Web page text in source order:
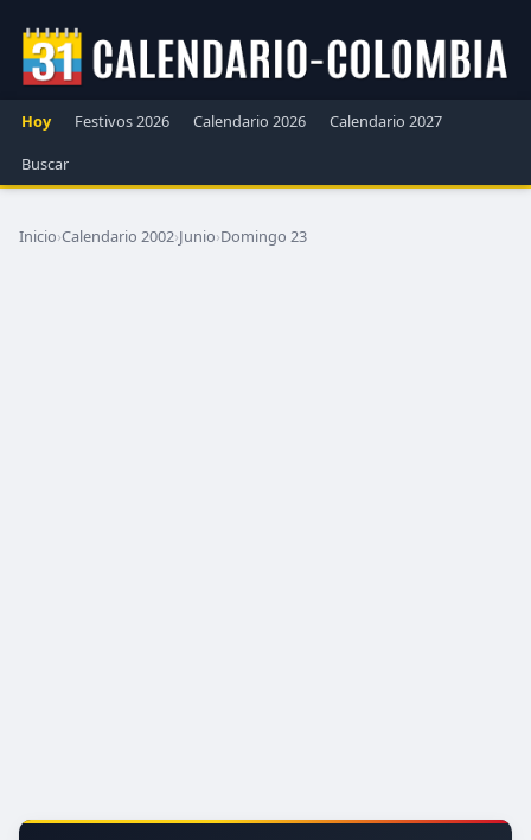
Hoy Festivos 2026 Calendario 2026
Calendario 2027
Buscar
Inicio›Calendario 2002›Junio›Domingo 23